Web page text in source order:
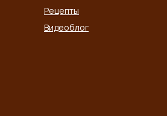
Рецепты
Видеоблог